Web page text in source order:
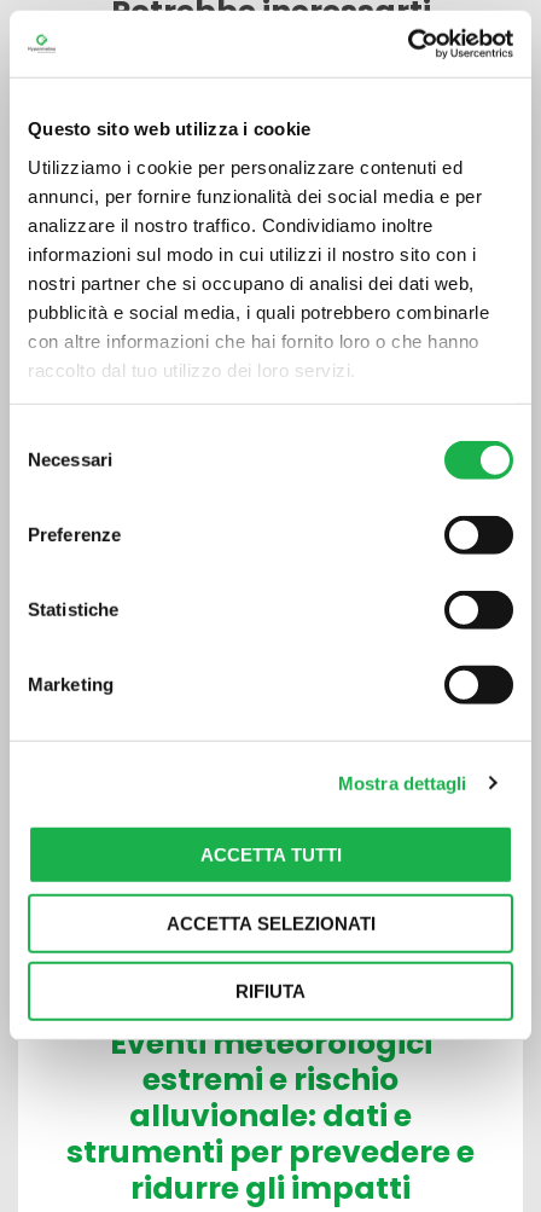
Questo sito web utilizza i cookie
Utilizziamo i cookie per personalizzare contenuti ed
annunci, per fornire funzionalità dei social media e per
analizzare il nostro traffico. Condividiamo inoltre
informazioni sul modo in cui utilizzi il nostro sito con i
nostri partner che si occupano di analisi dei dati web,
pubblicità e social media, i quali potrebbero combinarle
con altre informazioni che hai fornito loro o che hanno
raccolto dal tuo utilizzo dei loro servizi.
delNecessari
Preferenze
Statistiche
Marketing
Mostra dettagli
ACCETTA TUTTI
ACCETTA SELEZIONATI
RIFIUTA
Potrebbe ineressarti
Nasce l’hub europeo per gli
scenari climatici applicati
Un centro europeo per dati climatici,
Eventi meteorologici
estremi e rischio
alluvionale: dati e
strumenti per prevedere e
ridurre gli impatti